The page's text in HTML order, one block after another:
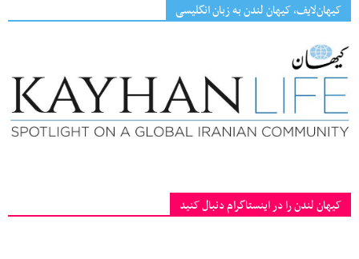
کیهان‌لایف، کیهان لندن به زبان انگلیسی
کیهان لندن را در اینستاگرام دنبال کنید